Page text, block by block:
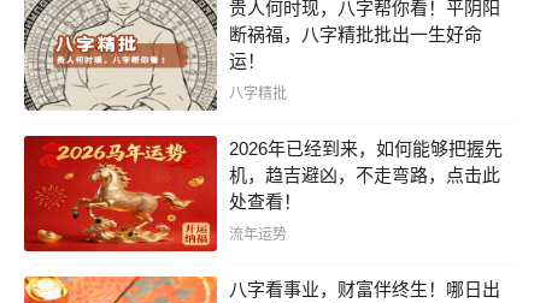
贵人何时现，八字帮你看！平阴阳
断祸福，八字精批批出一生好命
运！
八字精批
2026年已经到来，如何能够把握先
机，趋吉避凶，不走弯路，点击此
处查看！
流年运势
八字看事业，财富伴终生！哪日出